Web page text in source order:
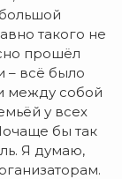
такого не
прошёл
– всё было
между собой
у всех
бы так
Я думаю,